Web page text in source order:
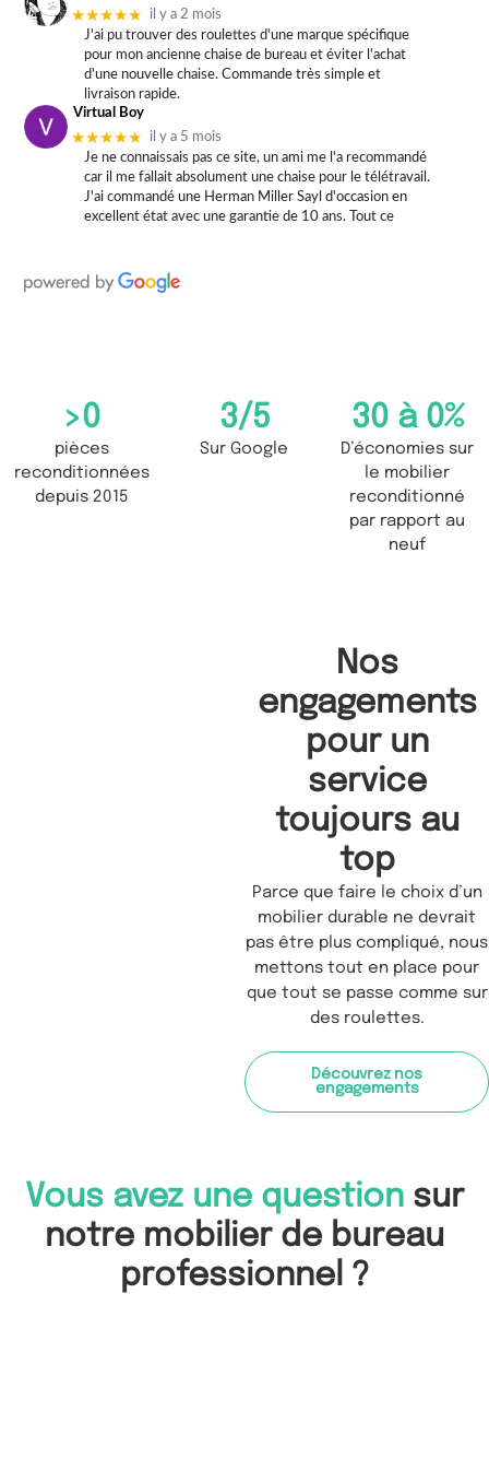
★★★★★
il y a 2 mois
J'ai pu trouver des roulettes d'une marque spécifique
pour mon ancienne chaise de bureau et éviter l'achat
d'une nouvelle chaise. Commande très simple et
livraison rapide.
Virtual Boy
★★★★★
il y a 5 mois
Je ne connaissais pas ce site, un ami me l'a recommandé
car il me fallait absolument une chaise pour le télétravail.
J'ai commandé une Herman Miller Sayl d'occasion en
excellent état avec une garantie de 10 ans. Tout ce
pièces
reconditionnées
depuis 2015
>0
Sur Google
3/5
D’économies sur
le mobilier
reconditionné
par rapport au
neuf
30 à 0%
Nos
engagements
pour un
service
toujours au
top
Parce que faire le choix d’un
mobilier durable ne devrait
pas être plus compliqué, nous
mettons tout en place pour
que tout se passe comme sur
des roulettes.
Découvrez nos
engagements
Vous avez une question sur
notre mobilier de bureau
professionnel ?